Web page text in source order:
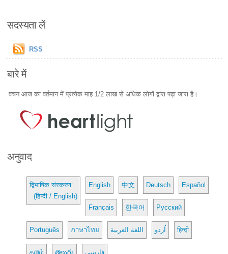
सदस्यता लें
RSS
बारे में
वचन आज का वर्तमान में प्रत्येक माह 1/2 लाख से अधिक लोगों द्वारा पढ़ा जारा है।
अनुवाद
द्विभाषिक संस्करण:
(हिन्दी / English)
English 中文 Deutsch Español
Français 한국어 Русский
Português ภาษาไทย اللغة العربية اُردو हिन्दी
தமிழ் తెలుగు فارسی